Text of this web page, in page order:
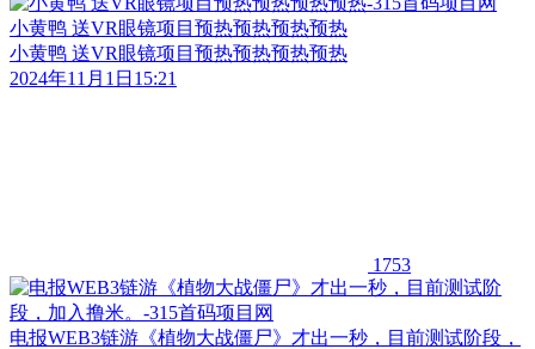
小黄鸭 送VR眼镜项目预热预热预热预热
小黄鸭 送VR眼镜项目预热预热预热预热
2024年11月1日15:21
1753
电报WEB3链游《植物大战僵尸》才出一秒，目前测试阶段，